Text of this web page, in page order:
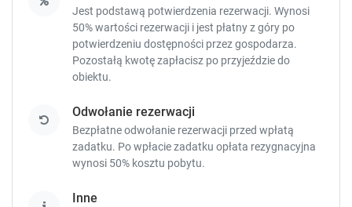
r
t
c
u
o
r
c
Jest podstawą potwierdzenia rezerwacji. Wynosi
50% wartości rezerwacji i jest płatny z góry po
potwierdzeniu dostępności przez gospodarza.
Pozostałą kwotę zapłacisz po przyjeździe do
obiektu.
Odwołanie rezerwacji
Bezpłatne odwołanie rezerwacji przed wpłatą
zadatku. Po wpłacie zadatku opłata rezygnacyjna
wynosi 50% kosztu pobytu.
Inne